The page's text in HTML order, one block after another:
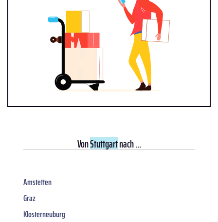
VonStuttgartnach ...
Amstetten
Graz
Klosterneuburg